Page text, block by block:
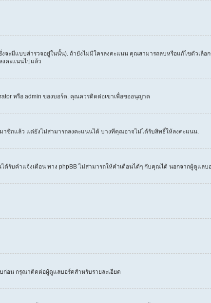
มีแบบสำรวจอยู่ในนั้น). ถ้ายังไม่มีใครลงคะแนน คุณสามารถลบหรือแก้ไขตัวเลือ
งคะแนนไปแล้ว
หรือ admin ของบอร์ด. คุณควรติดต่อเขาเพื่อขออนุญาต
ชิกแล้ว แต่ยังไม่สามารถลงคะแนนได้ บางทีคุณอาจไม่ได้รับสิทธิ์ให้ลงคะแนน.
บคำแจ้งเตือน ทาง phpBB ไม่สามารถให้คำเตือนได้ๆ กับคุณได้ นอกจากผู้ดูแลบ
อน กรุณาติดต่อผู้ดูแลบอร์ดสำหรับรายละเอียด